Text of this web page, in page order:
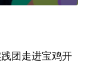
团走进宝鸡开